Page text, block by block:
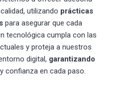
utilizando prácticas
para asegurar que cada
tecnológica cumpla con las
y proteja a nuestros
digital, garantizando
y confianza en cada paso.